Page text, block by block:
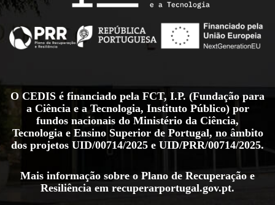
O CEDIS é financiado pela FCT, I.P. (Fundação para
a Ciência e a Tecnologia, Instituto Público) por
fundos nacionais do Ministério da Ciência,
Tecnologia e Ensino Superior de Portugal, no âmbito
dos projetos UID/00714/2025 e UID/PRR/00714/2025.
Mais informação sobre o Plano de Recuperação e
Resiliência em recuperarportugal.gov.pt.